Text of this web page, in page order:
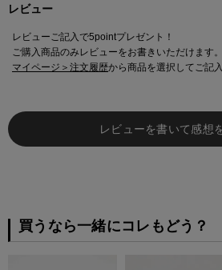
レビュー
レビューご記入で5pointプレゼント！
ご購入商品のみレビューをお書きいただけます。
マイページ＞注文履歴から商品を選択してご記
レビューを書いて感想
買うなら一緒にコレもどう？